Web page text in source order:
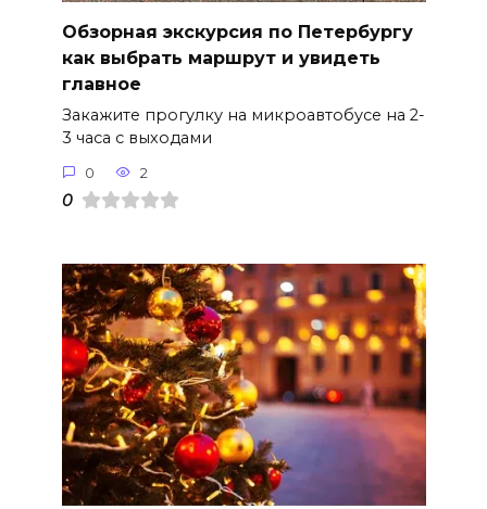
Обзорная экскурсия по Петербургу
как выбрать маршрут и увидеть
главное
Закажите прогулку на микроавтобусе на 2-
3 часа с выходами
0 2
0